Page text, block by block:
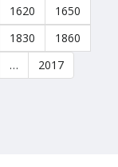
1620
1650
1830
1860
… 2017